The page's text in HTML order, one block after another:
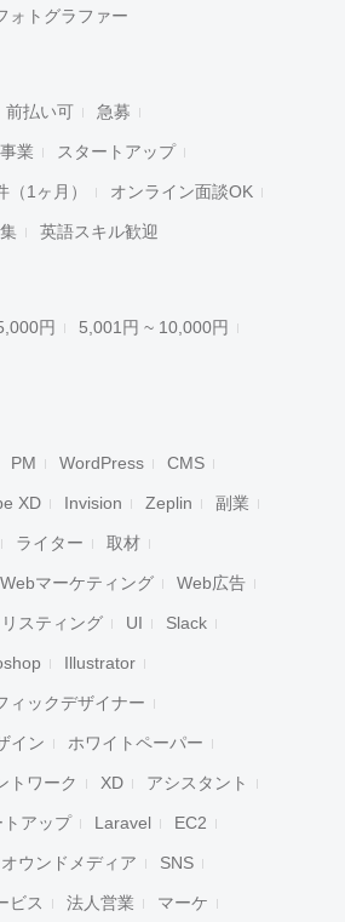
ォトグラファー
前払い可 急募
業 スタートアップ
（1ヶ月） オンライン面談OK
英語スキル歓迎
円 5,001円 ~ 10,000円
PM WordPress CMS
XD Invision Zeplin 副業
ライター 取材
Webマーケティング Web広告
リスティング UI Slack
Illustrator
ィックデザイナー
イン ホワイトペーパー
トワーク XD アシスタント
トアップ Laravel EC2
オウンドメディア SNS
ビス 法人営業 マーケ